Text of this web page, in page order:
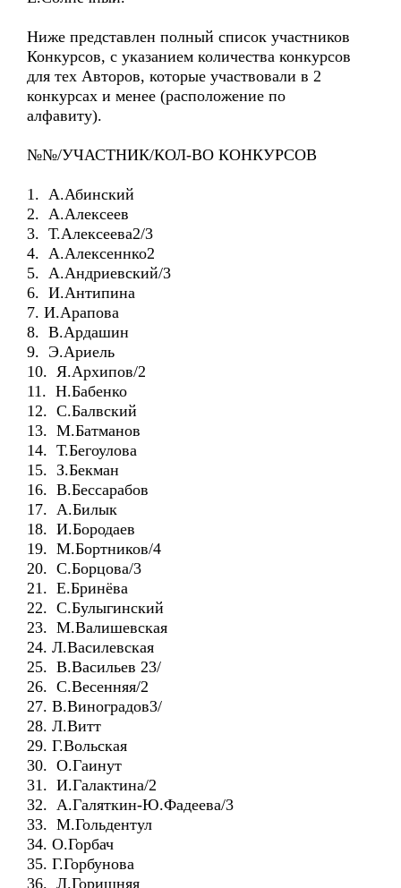
Ниже представлен полный список участников
Конкурсов, с указанием количества конкурсов
для тех Авторов, которые участвовали в 2
конкурсах и менее (расположение по
алфавиту).
№№/УЧАСТНИК/КОЛ-ВО КОНКУРСОВ
1. А.Абинский
2. А.Алексеев
3. Т.Алексеева2/3
4. А.Алексеннко2
5. А.Андриевский/3
6. И.Антипина
7. И.Арапова
8. В.Ардашин
9. Э.Ариель
10. Я.Архипов/2
11. Н.Бабенко
12. С.Балвский
13. М.Батманов
14. Т.Бегоулова
15. З.Бекман
16. В.Бессарабов
17. А.Билык
18. И.Бородаев
19. М.Бортников/4
20. С.Борцова/3
21. Е.Бринёва
22. С.Булыгинский
23. М.Валишевская
24. Л.Василевская
25. В.Васильев 23/
26. С.Весенняя/2
27. В.Виноградов3/
28. Л.Витт
29. Г.Вольская
30. О.Гаинут
31. И.Галактина/2
32. А.Галяткин-Ю.Фадеева/3
33. М.Гольдентул
34. О.Горбач
35. Г.Горбунова
36. Л.Горишняя